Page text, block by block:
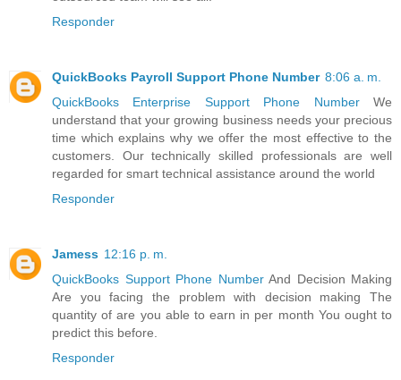
Responder
QuickBooks Payroll Support Phone Number 8:06 a. m.
QuickBooks Enterprise Support Phone NumberWe
understand that your growing business needs your precious
time which explains why we offer the most effective to the
customers. Our technically skilled professionals are well
regarded for smart technical assistance around the world
Responder
Jamess 12:16 p. m.
QuickBooks Support Phone NumberAnd Decision Making
Are you facing the problem with decision making The
quantity of are you able to earn in per month You ought to
predict this before.
Responder